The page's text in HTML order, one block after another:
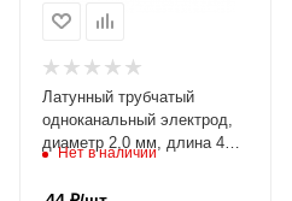
Латунный трубчатый
одноканальный электрод,
диаметр 2,0 мм, длина 400
Нет в наличии